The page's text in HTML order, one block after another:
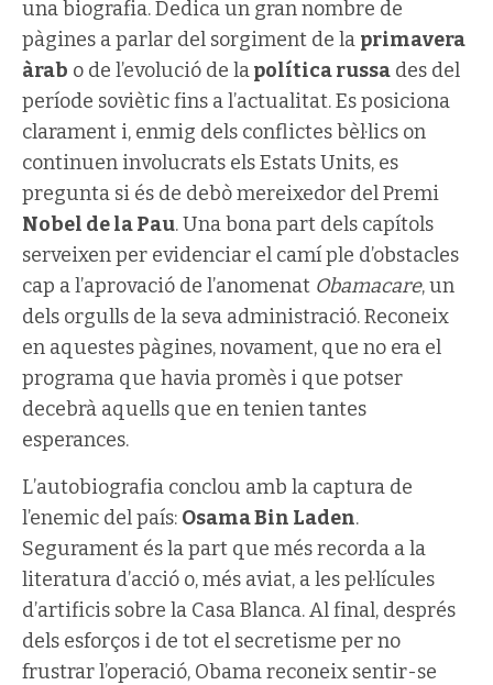
una biografia. Dedica un gran nombre de
pàgines a parlar del sorgiment de la primavera
àrab o de l’evolució de lapolítica russa des del
període soviètic fins a l’actualitat. Es posiciona
clarament i, enmig dels conflictes bèl·lics on
continuen involucrats els Estats Units, es
pregunta si és de debò mereixedor del Premi
Nobel de la Pau. Una bona part dels capítols
serveixen per evidenciar el camí ple d’obstacles
cap a l’aprovació de l’anomenat Obamacare, un
dels orgulls de la seva administració. Reconeix
en aquestes pàgines, novament, que no era el
programa que havia promès i que potser
decebrà aquells que en tenien tantes
esperances.
L’autobiografia conclou amb la captura de
l’enemic del país: Osama Bin Laden.
Segurament és la part que més recorda a la
literatura d’acció o, més aviat, a les pel·lícules
d’artificis sobre la Casa Blanca. Al final, després
dels esforços i de tot el secretisme per no
frustrar l’operació, Obama reconeix sentir-se